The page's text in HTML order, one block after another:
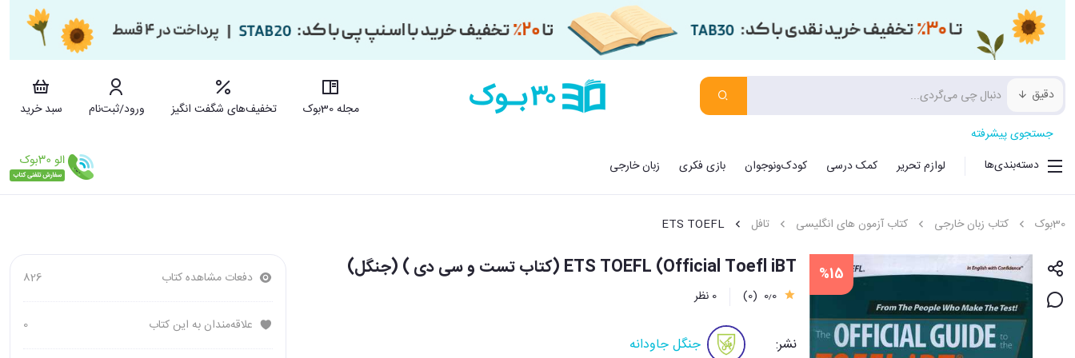
دقیق
مجله 30بوک تخفیف‌های شگفت انگیز ورود/ثبت‌نام
سبد خرید
جستجوی پیشرفته
دسته‌بندی‌ها
لوازم تحریر کمک درسی کودک‌ونوجوان بازی فکری زبان خارجی
30بوک کتاب زبان خارجی کتاب آزمون های انگلیسی تافل ETS TOEFL
%15 ETS TOEFL (Official Toefl iBT (کتاب تست و سی دی ) (جنگل)
0٫0 (0) 0 نظر
نشر: جنگل جاودانه
دفعات مشاهده کتاب 826
علاقه‌مندان به این کتاب 0